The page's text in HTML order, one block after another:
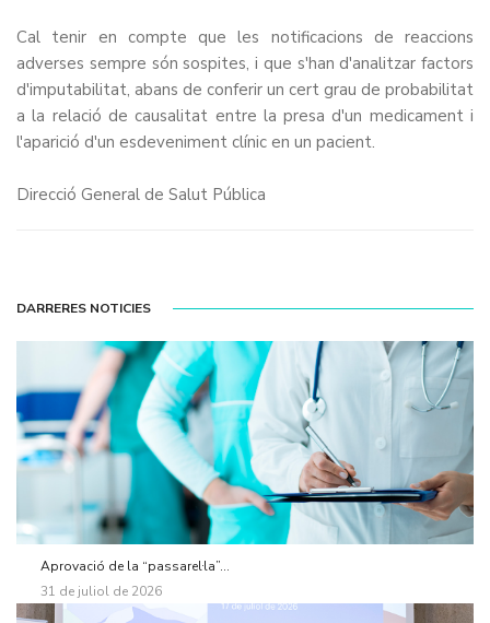
Cal tenir en compte que les notificacions de reaccions
adverses sempre són sospites, i que s'han d'analitzar factors
d'imputabilitat, abans de conferir un cert grau de probabilitat
a la relació de causalitat entre la presa d'un medicament i
l'aparició d'un esdeveniment clínic en un pacient.
Direcció General de Salut Pública
DARRERES NOTICIES
Aprovació de la “passarel·la”...
31 de juliol de 2026